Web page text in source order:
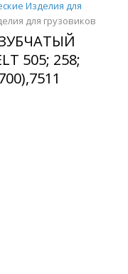
Изделия для
для грузовиков
505; 258;